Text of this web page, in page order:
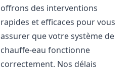
offrons des interventions
rapides et efficaces pour vous
assurer que votre système de
chauffe-eau fonctionne
correctement. Nos délais